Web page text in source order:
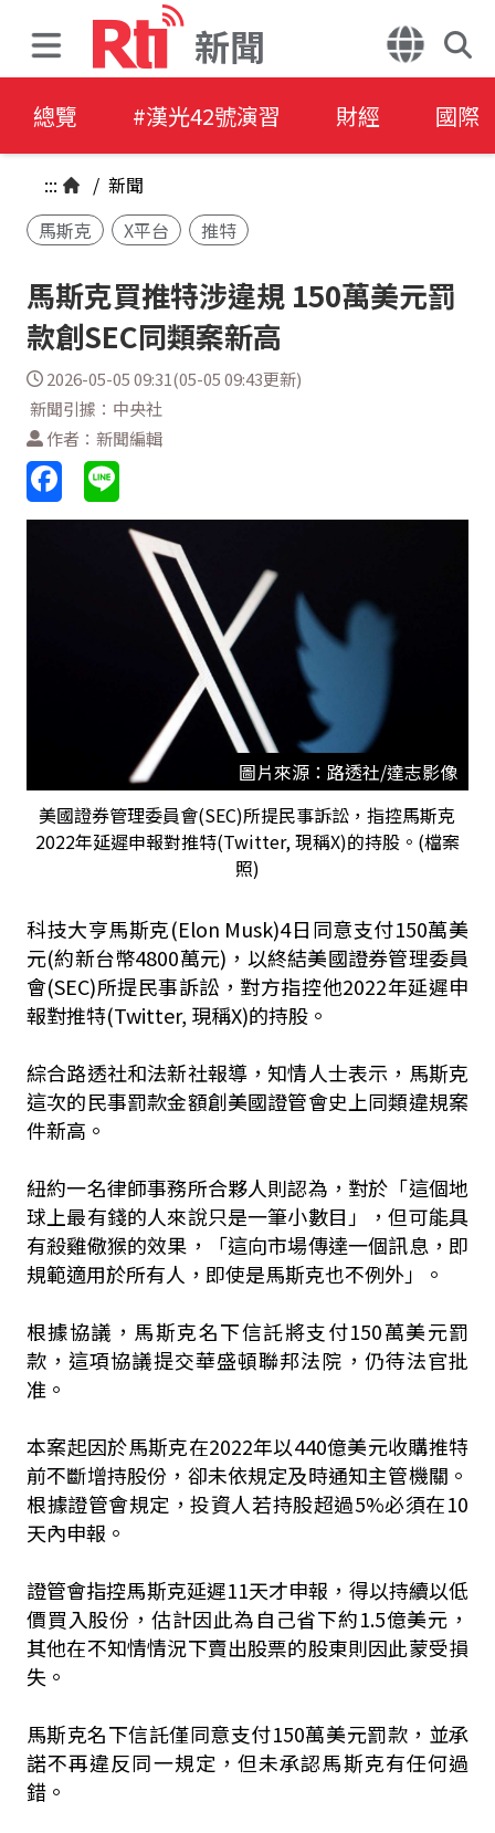
新聞
總覽 #漢光42號演習 財經 國際
::: / 新聞
馬斯克
X平台 推特
馬斯克買推特涉違規 150萬美元罰
款創SEC同類案新高
2026-05-05 09:31(05-05 09:43更新)
新聞引據：中央社
作者：新聞編輯
圖片來源：路透社/達志影像
美國證券管理委員會(SEC)所提民事訴訟，指控馬斯克
2022年延遲申報對推特(Twitter, 現稱X)的持股。(檔案
照)
科技大亨馬斯克(Elon Musk)4日同意支付150萬美
元(約新台幣4800萬元)，以終結美國證券管理委員
會(SEC)所提民事訴訟，對方指控他2022年延遲申
報對推特(Twitter, 現稱X)的持股。
綜合路透社和法新社報導，知情人士表示，馬斯克
這次的民事罰款金額創美國證管會史上同類違規案
件新高。
紐約一名律師事務所合夥人則認為，對於「這個地
球上最有錢的人來說只是一筆小數目」，但可能具
有殺雞儆猴的效果，「這向市場傳達一個訊息，即
規範適用於所有人，即使是馬斯克也不例外」。
根據協議，馬斯克名下信託將支付150萬美元罰
款，這項協議提交華盛頓聯邦法院，仍待法官批
准。
本案起因於馬斯克在2022年以440億美元收購推特
前不斷增持股份，卻未依規定及時通知主管機關。
根據證管會規定，投資人若持股超過5%必須在10
天內申報。
證管會指控馬斯克延遲11天才申報，得以持續以低
價買入股份，估計因此為自己省下約1.5億美元，
其他在不知情情況下賣出股票的股東則因此蒙受損
失。
馬斯克名下信託僅同意支付150萬美元罰款，並承
諾不再違反同一規定，但未承認馬斯克有任何過
錯。